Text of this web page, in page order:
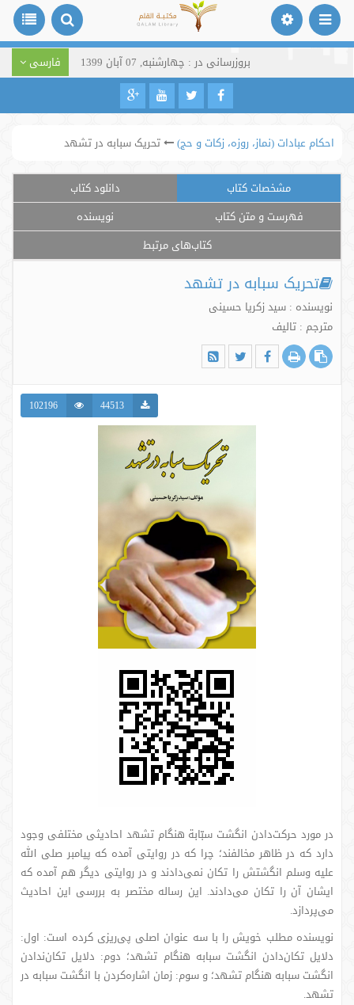
بروزرسانی در : چهارشنبه, 07 آبان 1399 فارسی
احکام عبادات (نماز، روزه، زکات و حج) تحریک سبابه در تشهد
مشخصات کتاب
دانلود کتاب
فهرست و متن کتاب
نویسنده
کتاب‌های مرتبط
تحریک سبابه در تشهد
نویسنده : سید زکریا حسینی
مترجم : تالیف
44513
102196
در مورد حرکت‌دادن انگشت سبّابة هنگام تشهد احادیثی مختلفی وجود
دارد که در ظاهر مخالفند؛ چرا که در روایتی آمده که پیامبر صلی الله
علیه وسلم انگشتش را تکان نمی‌دادند و در روایتی دیگر هم آمده که
ایشان آن را تکان می‌دادند. این رساله مختصر به بررسی این احادیث
می‌پردازد.
نویسنده مطلب خویش را با سه عنوان اصلی پی‌ریزی کرده است: اول:
دلایل تکان‌دادن انگشت سبابه هنگام تشهد؛ دوم: دلایل تکان‌ندادن
انگشت سبابه هنگام تشهد؛ و سوم: زمان اشاره‌کردن با انگشت سبابه در
تشهد.